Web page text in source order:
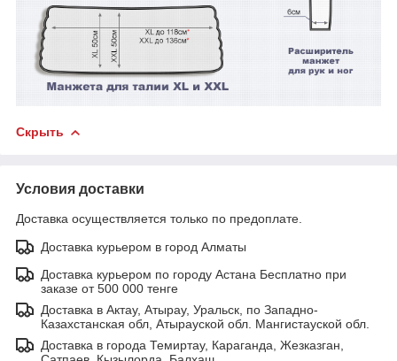
Скрыть
Условия доставки
Доставка осуществляется только по предоплате.
Доставка курьером в город Алматы
Доставка курьером по городу Астана Бесплатно при
заказе от 500 000 тенге
Доставка в Актау, Атырау, Уральск, по Западно-
Казахстанская обл, Атырауской обл. Мангистауской обл.
Доставка в города Темиртау, Караганда, Жезказган,